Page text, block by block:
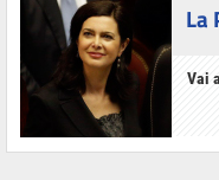
La
Vai